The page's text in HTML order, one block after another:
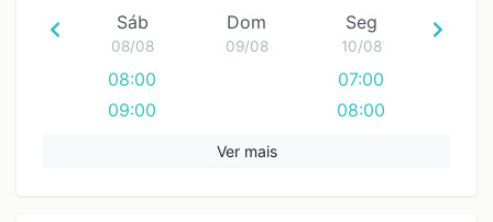
Sáb
08/08
08:00
09:00
Dom
09/08
Seg
10/08
07:00
08:00
Ver mais